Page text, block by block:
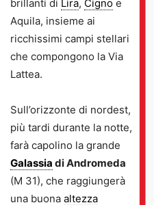
brillanti di Lira, Cigno e
Aquila, insieme ai
ricchissimi campi stellari
che compongono la Via
Lattea.
Sull’orizzonte di nordest,
più tardi durante la notte,
farà capolino la grande
Galassia di Andromeda
(M 31), che raggiungerà
una buona altezza